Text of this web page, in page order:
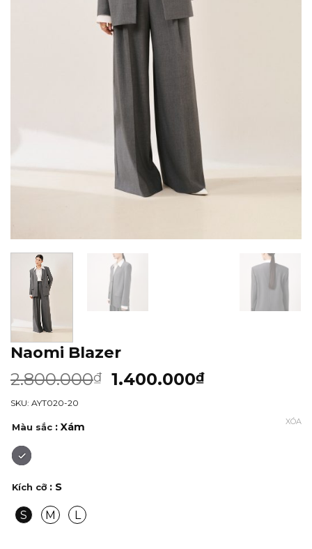
Naomi Blazer
2.800.000₫ 1.400.000₫
SKU: AYT020-20
Màu sắc : Xám
Kích cỡ : S
S M L
XÓA